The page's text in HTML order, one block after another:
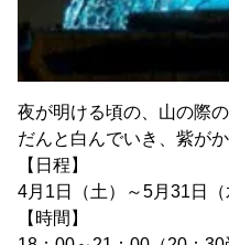
夜が明ける頃の、山の際
だんと白んでいき、紫が
【日程】
4月1日（土）～5月31日（
【時間】